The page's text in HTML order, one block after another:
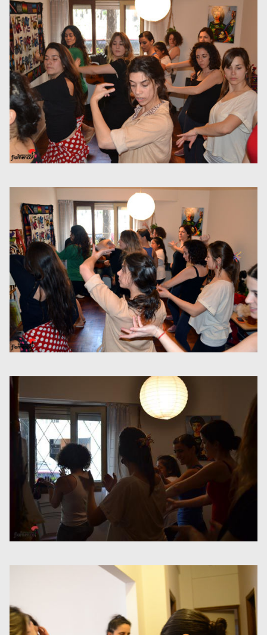
culturales
Teatros y salas
Festivales
Circuitos y rutas del
flamenco